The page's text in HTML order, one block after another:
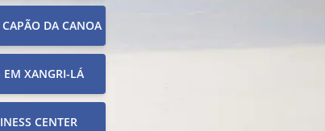
DA CANOA
XANGRI-LÁ
CENTER